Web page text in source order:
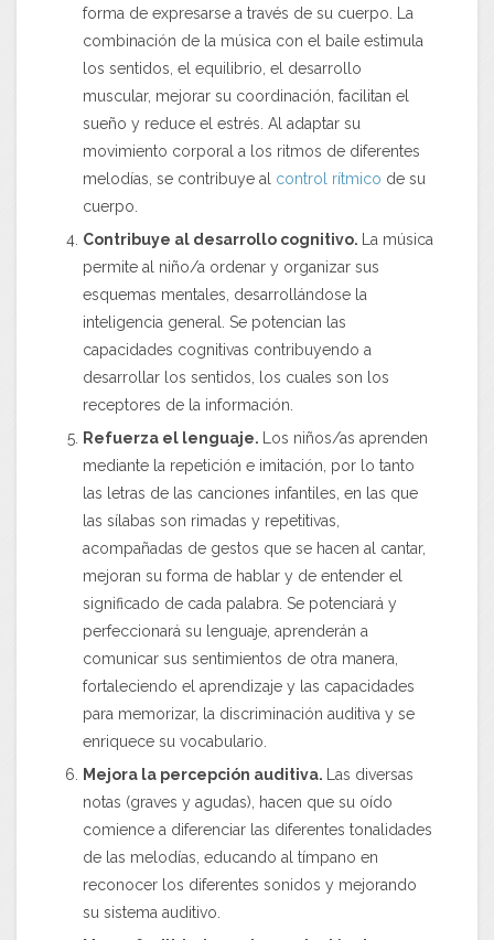
forma de expresarse a través de su cuerpo. La
combinación de la música con el baile estimula
los sentidos, el equilibrio, el desarrollo
muscular, mejorar su coordinación, facilitan el
sueño y reduce el estrés. Al adaptar su
movimiento corporal a los ritmos de diferentes
melodías, se contribuye al control rítmico de su
cuerpo.
Contribuye al desarrollo cognitivo. La música
permite al niño/a ordenar y organizar sus
esquemas mentales, desarrollándose la
inteligencia general. Se potencian las
capacidades cognitivas contribuyendo a
desarrollar los sentidos, los cuales son los
receptores de la información.
Refuerza el lenguaje. Los niños/as aprenden
mediante la repetición e imitación, por lo tanto
las letras de las canciones infantiles, en las que
las sílabas son rimadas y repetitivas,
acompañadas de gestos que se hacen al cantar,
mejoran su forma de hablar y de entender el
significado de cada palabra. Se potenciará y
perfeccionará su lenguaje, aprenderán a
comunicar sus sentimientos de otra manera,
fortaleciendo el aprendizaje y las capacidades
para memorizar, la discriminación auditiva y se
enriquece su vocabulario.
Mejora la percepción auditiva. Las diversas
notas (graves y agudas), hacen que su oído
comience a diferenciar las diferentes tonalidades
de las melodías, educando al tímpano en
reconocer los diferentes sonidos y mejorando
su sistema auditivo.